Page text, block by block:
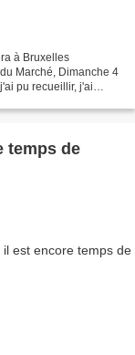
à Bruxelles
Marché, Dimanche 4
pu recueillir, j'ai
temps de